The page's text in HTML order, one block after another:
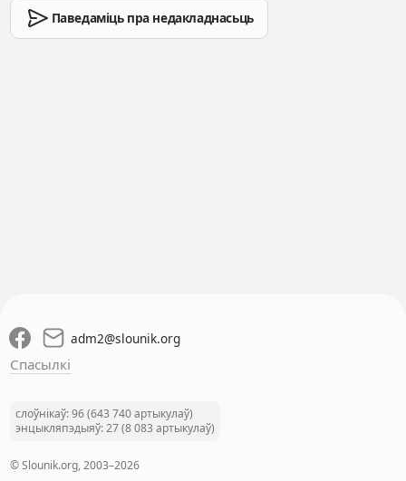
Паведаміць пра недакладнасьць
adm2@slounik.org
Спасылкі
слоўнікаў: 96 (643 740 артыкулаў)
энцыкляпэдыяў: 27 (8 083 артыкулаў)
© Slounik.org, 2003–2026